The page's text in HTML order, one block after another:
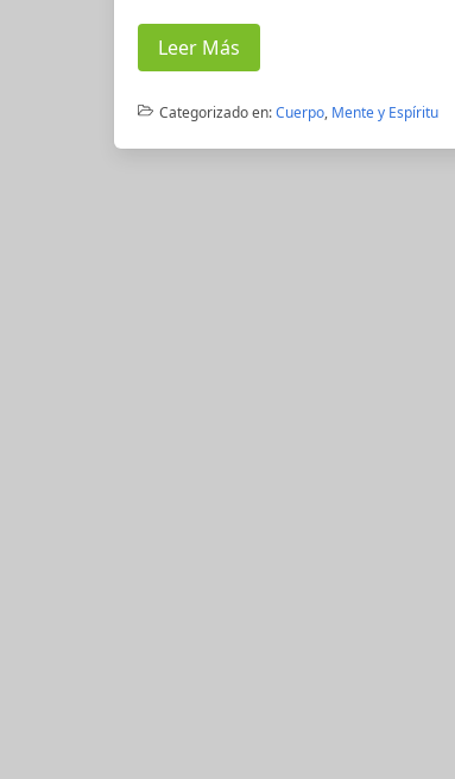
Leer Más
Categorizado en:Cuerpo, Mente y Espíritu